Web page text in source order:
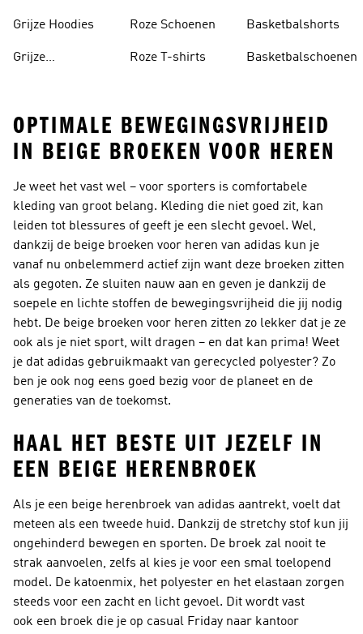
Grijze Hoodies
Grijze
Roze Schoenen
Roze T-shirts
Basketbalshorts
Basketbalschoenen
OPTIMALE BEWEGINGSVRIJHEID
IN BEIGE BROEKEN VOOR HEREN
Je weet het vast wel – voor sporters is comfortabele
kleding van groot belang. Kleding die niet goed zit, kan
leiden tot blessures of geeft je een slecht gevoel. Wel,
dankzij de beige broeken voor heren van adidas kun je
vanaf nu onbelemmerd actief zijn want deze broeken zitten
als gegoten. Ze sluiten nauw aan en geven je dankzij de
soepele en lichte stoffen de bewegingsvrijheid die jij nodig
hebt. De beige broeken voor heren zitten zo lekker dat je ze
ook als je niet sport, wilt dragen – en dat kan prima! Weet
je dat adidas gebruikmaakt van gerecycled polyester? Zo
ben je ook nog eens goed bezig voor de planeet en de
generaties van de toekomst.
HAAL HET BESTE UIT JEZELF IN
EEN BEIGE HERENBROEK
Als je een beige herenbroek van adidas aantrekt, voelt dat
meteen als een tweede huid. Dankzij de stretchy stof kun jij
ongehinderd bewegen en sporten. De broek zal nooit te
strak aanvoelen, zelfs al kies je voor een smal toelopend
model. De katoenmix, het polyester en het elastaan zorgen
steeds voor een zacht en licht gevoel. Dit wordt vast
ook een broek die je op casual Friday naar kantoor